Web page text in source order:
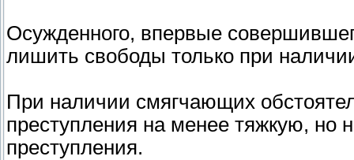
Осужденного, впервые
лишить свободы только при
При наличии смягчающих
преступления на менее тяжкую, но
преступления.